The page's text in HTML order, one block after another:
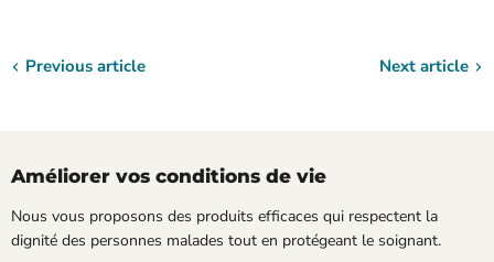
Previous article Next article
Améliorer vos conditions de vie
Nous vous proposons des produits efficaces qui respectent la
dignité des personnes malades tout en protégeant le soignant.